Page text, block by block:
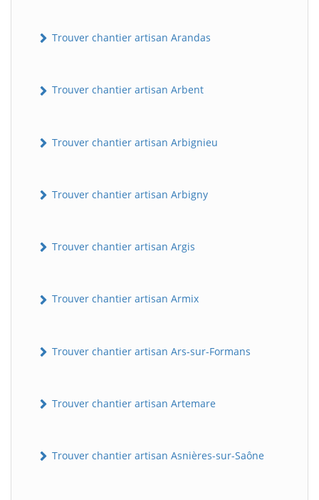
Trouver chantier artisan Arandas
Trouver chantier artisan Arbent
Trouver chantier artisan Arbignieu
Trouver chantier artisan Arbigny
Trouver chantier artisan Argis
Trouver chantier artisan Armix
Trouver chantier artisan Ars-sur-Formans
Trouver chantier artisan Artemare
Trouver chantier artisan Asnières-sur-Saône